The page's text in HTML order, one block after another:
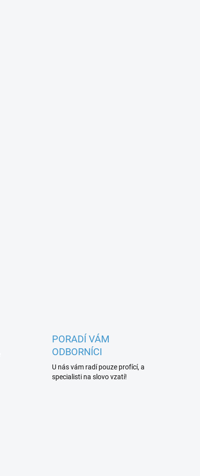
PORADÍ VÁM
ODBORNÍCI
U nás vám radí pouze profící, a
specialisti na slovo vzatí!